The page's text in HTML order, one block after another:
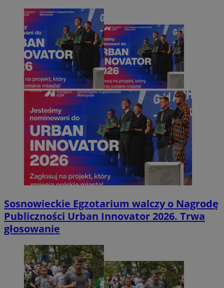
Sosnowieckie Egzotarium walczy o Nagrodę
Publiczności Urban Innovator 2026. Trwa
głosowanie